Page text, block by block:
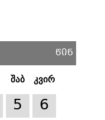
წინ
შაბ კვირ
5
6